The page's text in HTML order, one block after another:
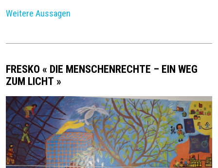
Weitere Aussagen
FRESKO « DIE MENSCHENRECHTE – EIN WEG
ZUM LICHT »
Image